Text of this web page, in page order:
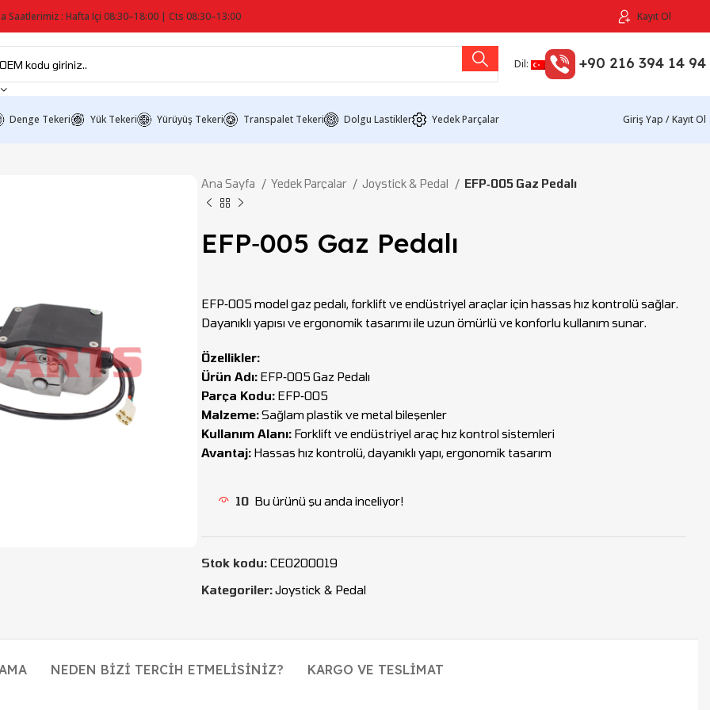
Saatlerimiz : Hafta Içi 08:30–18:00 | Cts 08:30–13:00 Kayıt Ol
Dil: +90 216 394 14 94
Denge Tekeri Yük Tekeri Yürüyüş Tekeri Transpalet Tekeri Dolgu Lastikler Yedek Parçalar Giriş Yap / Kayıt Ol
Ana Sayfa Yedek Parçalar Joystick & Pedal EFP‑005 Gaz Pedalı
EFP‑005 Gaz Pedalı
EFP‑005 model gaz pedalı, forklift ve endüstriyel araçlar için hassas hız kontrolü sağlar.
Dayanıklı yapısı ve ergonomik tasarımı ile uzun ömürlü ve konforlu kullanım sunar.
Özellikler:
Ürün Adı: EFP‑005 Gaz Pedalı
Parça Kodu: EFP‑005
Malzeme:Sağlam plastik ve metal bileşenler
Kullanım Alanı: Forklift ve endüstriyel araç hız kontrol sistemleri
Avantaj: Hassas hız kontrolü, dayanıklı yapı, ergonomik tasarım
10 Bu ürünü şu anda inceliyor!
Stok kodu: CEO200019
Kategoriler:Joystick & Pedal
NEDEN BIZI TERCIH ETMELISINIZ? KARGO VE TESLIMAT